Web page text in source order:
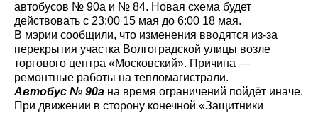
автобусов № 90а и № 84. Новая схема будет
действовать с 23:00 15 мая до 6:00 18 мая.
В мэрии сообщили, что изменения вводятся из-за
перекрытия участка Волгоградской улицы возле
торгового центра «Московский». Причина —
ремонтные работы на тепломагистрали.
Автобус № 90а на время ограничений пойдёт иначе.
При движении в сторону конечной «Защитники